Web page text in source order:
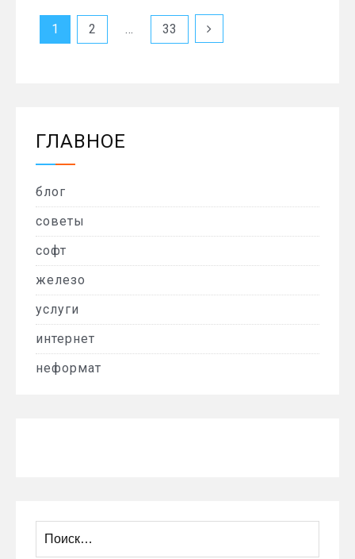
Пагинация
1 2 … 33
ГЛАВНОЕ
блог
советы
софт
железо
услуги
интернет
неформат